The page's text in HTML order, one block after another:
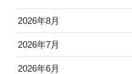
2026年8月
2026年7月
2026年6月